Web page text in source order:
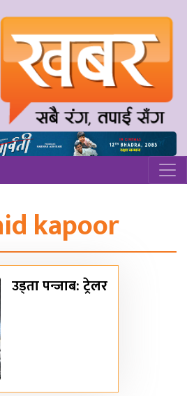
kapoor
उड्ता पन्जाब: ट्रेलर